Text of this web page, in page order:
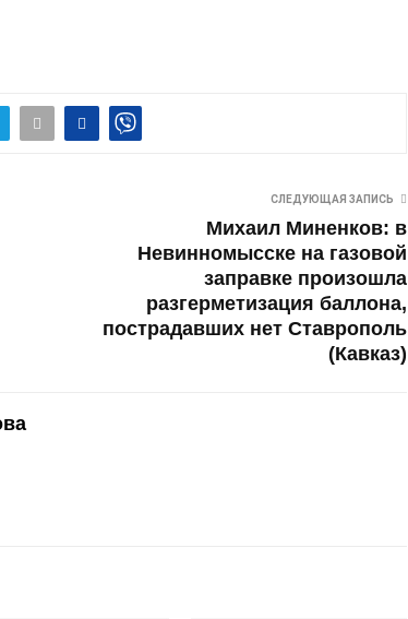
СЛЕДУЮЩАЯ ЗАПИСЬ
Михаил Миненков: в
Невинномысске на газовой
заправке произошла
разгерметизация баллона,
пострадавших нет Ставрополь
(Кавказ)